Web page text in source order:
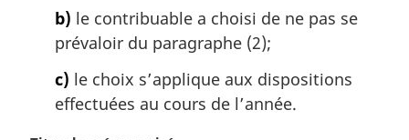
b) le contribuable a choisi de ne pas se
prévaloir du paragraphe (2);
c) le choix s’applique aux dispositions
effectuées au cours de l’année.